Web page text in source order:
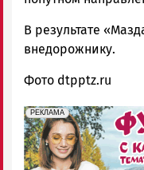
В результате
внедорожнику.
Фото dtpptz.ru
erid:
РЕКЛАМА
Реклама